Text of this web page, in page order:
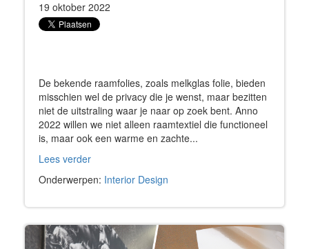
19 oktober 2022
De bekende raamfolies, zoals melkglas folie, bieden
misschien wel de privacy die je wenst, maar bezitten
niet de uitstraling waar je naar op zoek bent. Anno
2022 willen we niet alleen raamtextiel die functioneel
is, maar ook een warme en zachte...
Lees verder
Onderwerpen: Interior Design